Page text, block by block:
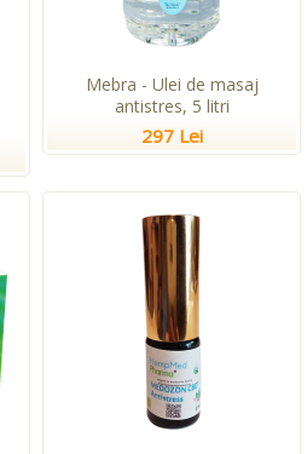
Mebra - Ulei de masaj
antistres, 5 litri
297 Lei